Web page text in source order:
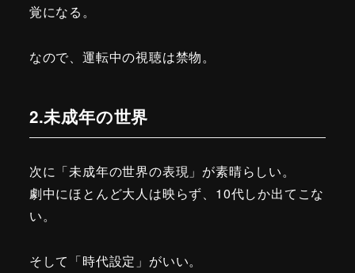
覚になる。
なので、運転中の視聴は禁物。
2.未成年の世界
次に「未成年の世界の表現」が素晴らしい。
劇中にほとんど大人は映らず、10代しか出てこな
い。
そして「時代設定」がいい。